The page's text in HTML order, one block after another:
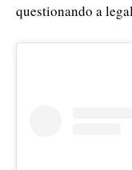
questionando a